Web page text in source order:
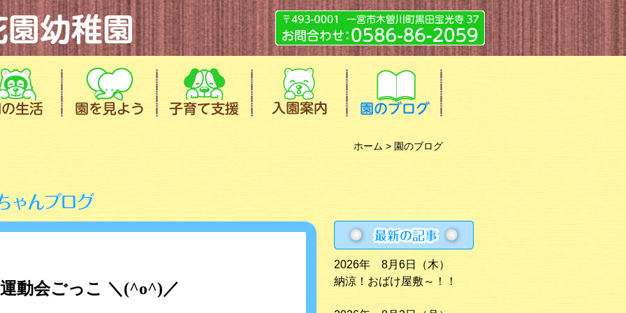
ホーム > 園のブログ
動会ごっこ ＼(^o^)／
2026年 8月6日（木）
納涼！おばけ屋敷～！！